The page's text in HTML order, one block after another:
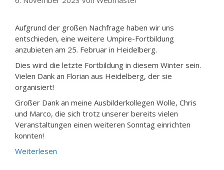
Aufgrund der großen Nachfrage haben wir uns
entschieden, eine weitere Umpire-Fortbildung
anzubieten am 25. Februar in Heidelberg.
Dies wird die letzte Fortbildung in diesem Winter sein.
Vielen Dank an Florian aus Heidelberg, der sie
organisiert!
Großer Dank an meine Ausbilderkollegen Wolle, Chris
und Marco, die sich trotz unserer bereits vielen
Veranstaltungen einen weiteren Sonntag einrichten
konnten!
Weiterlesen